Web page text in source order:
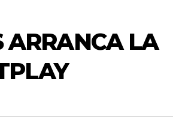
ARRANCA LA